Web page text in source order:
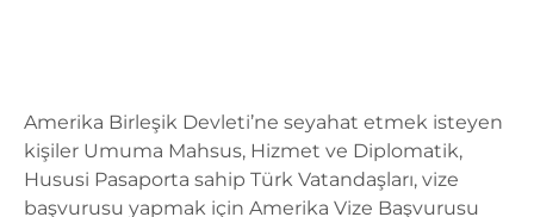
Amerika Birleşik Devleti’ne seyahat etmek isteyen
kişiler Umuma Mahsus, Hizmet ve Diplomatik,
Hususi Pasaporta sahip Türk Vatandaşları, vize
başvurusu yapmak için Amerika Vize Başvurusu